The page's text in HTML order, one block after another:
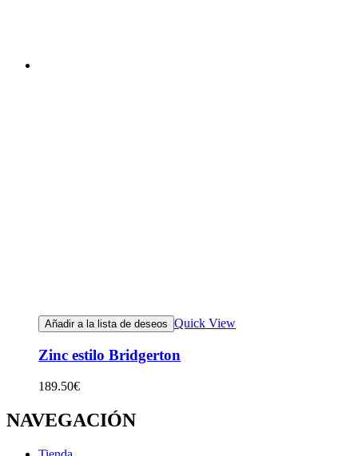
Añadir a la lista de deseos Quick View
Zinc estilo Bridgerton
189.50€
NAVEGACIÓN